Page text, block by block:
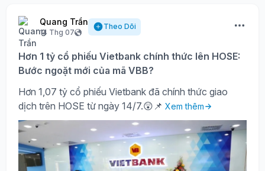
Quang Trần
14 Thg 07
Theo Dõi
Hơn 1 tỷ cổ phiếu Vietbank chính thức lên HOSE:
Bước ngoặt mới của mã VBB?
Hơn 1,07 tỷ cổ phiếu Vietbank đã chính thức giao
dịch trên HOSE từ ngày 14/7.😲📌 Xem thêm